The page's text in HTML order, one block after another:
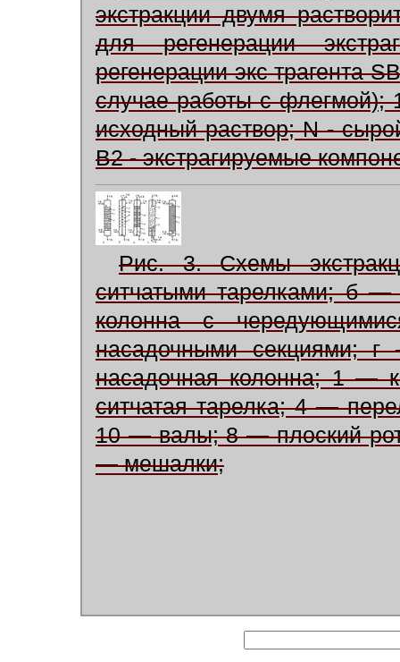
экстракции двумя
для регенерации
регенерации экс трагента
случае работы с флегмой);
исходный раствор; N -
B2 - экстрагируемые
Рис. 3. Схемы
ситчатыми тарелками; б —
колонна с
насадочными секциями;
насадочная колонна; 1 —
ситчатая тарелка; 4 —
10 — валы; 8 — плоский
— мешалки;